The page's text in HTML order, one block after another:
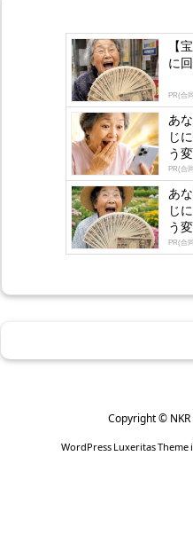
【
に
PR(合
あ
じ
う
PR(合
あ
じ
う
PR(合
Copyright © NKR
WordPress Luxeritas Theme